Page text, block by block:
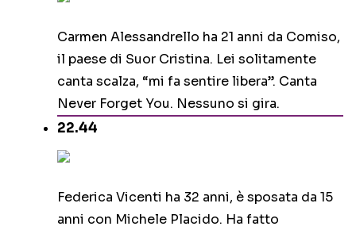
Carmen Alessandrello ha 21 anni da Comiso,
il paese di Suor Cristina. Lei solitamente
canta scalza, “mi fa sentire libera”. Canta
Never Forget You. Nessuno si gira.
22.44
Federica Vicenti ha 32 anni, è sposata da 15
anni con Michele Placido. Ha fatto